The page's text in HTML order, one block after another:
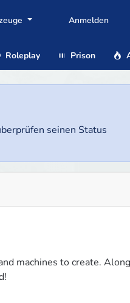
Anmelden
Roleplay Prison
seinen Status
machines to create. Along